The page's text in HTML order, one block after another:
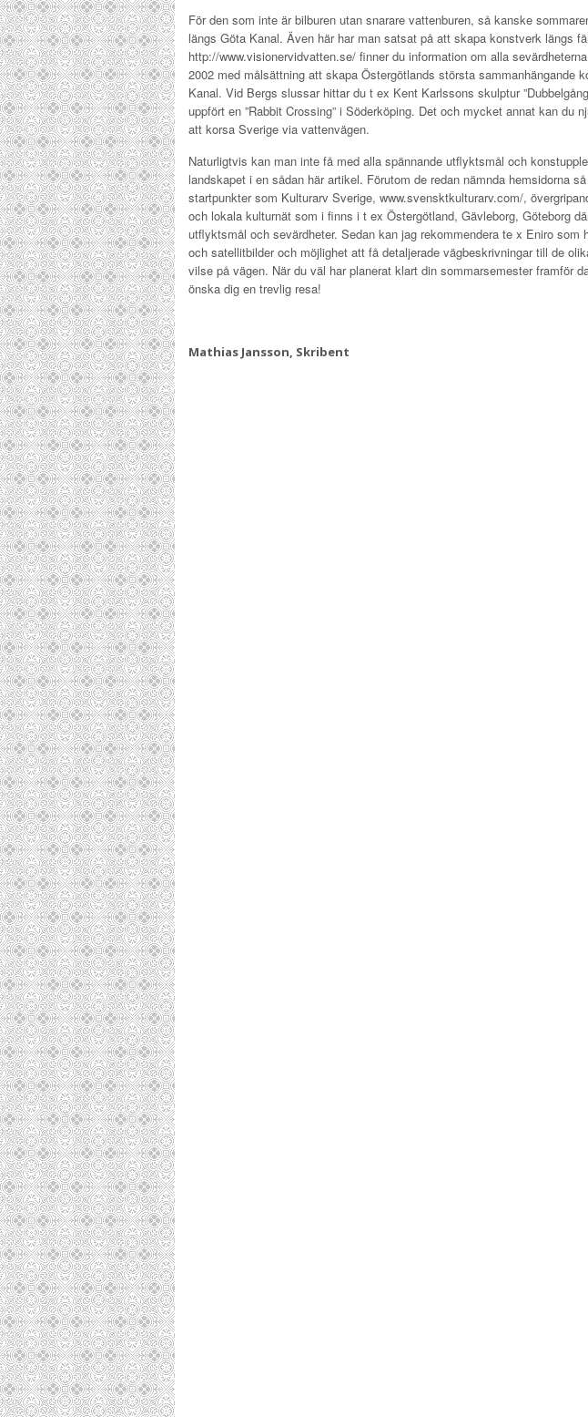
För den som inte är bilburen utan snarare vattenburen, så kanske
längs Göta Kanal. Även här har man satsat på att skapa konstverk längs
http://www.visionervidvatten.se/ finner du information om alla
2002 med målsättning att skapa Östergötlands största sammanhängande
Kanal. Vid Bergs slussar hittar du t ex Kent Karlssons skulptur
uppfört en ”Rabbit Crossing” i Söderköping. Det och mycket annat kan du
att korsa Sverige via vattenvägen.
Naturligtvis kan man inte få med alla spännande utflyktsmål och
landskapet i en sådan här artikel. Förutom de redan nämnda hemsidorna
startpunkter som Kulturarv Sverige, www.svensktkulturarv.com/,
och lokala kulturnät som i finns i t ex Östergötland, Gävleborg, Göteborg
utflyktsmål och sevärdheter. Sedan kan jag rekommendera te x Eniro som
och satellitbilder och möjlighet att få detaljerade vägbeskrivningar till de
vilse på vägen. När du väl har planerat klart din sommarsemester framför
önska dig en trevlig resa!
Mathias Jansson, Skribent